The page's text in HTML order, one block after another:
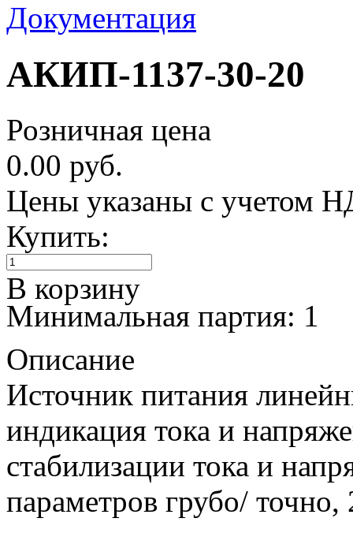
Документация
АКИП-1137-30-20
Розничная цена
0.00 руб.
Цены указаны с учетом
Купить:
В корзину
Минимальная партия: 1
Описание
Источник питания
индикация тока и
стабилизации тока и
параметров грубо/